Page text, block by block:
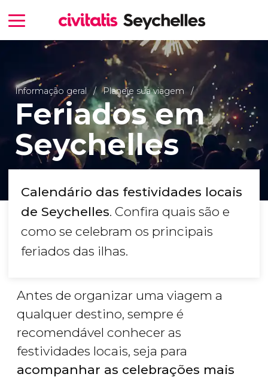
Informação geral Planeje sua viagem
Feriados em
Seychelles
Calendário das festividades locais
de Seychelles. Confira quais são e
como se celebram os principais
feriados das ilhas.
Antes de organizar uma viagem a
qualquer destino, sempre é
recomendável conhecer as
festividades locais, seja para
acompanhar as celebrações mais